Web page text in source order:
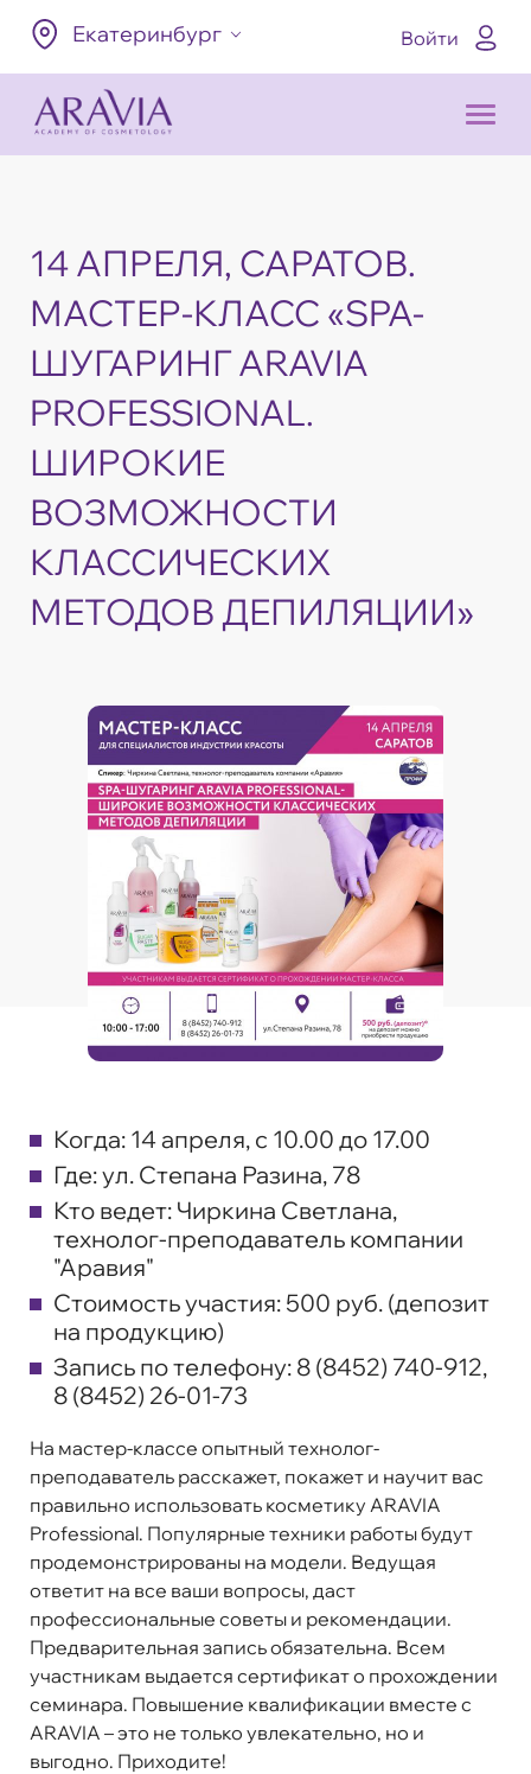
Екатеринбург Войти
14 АПРЕЛЯ, САРАТОВ.
МАСТЕР-КЛАСС «SPA-
ШУГАРИНГ ARAVIA
PROFESSIONAL.
ШИРОКИЕ
ВОЗМОЖНОСТИ
КЛАССИЧЕСКИХ
МЕТОДОВ ДЕПИЛЯЦИИ»
Когда: 14 апреля, с 10.00 до 17.00
Где:ул. Степана Разина, 78
Кто ведет: Чиркина Светлана,
технолог-преподаватель компании
"Аравия"
Стоимость участия: 500 руб. (депозит
на продукцию)
Запись по телефону: 8 (8452) 740-912,
8 (8452) 26-01-73
На мастер-классе опытный технолог-
преподаватель расскажет, покажет и научит вас
правильно использовать косметику ARAVIA
Professional. Популярные техники работы будут
продемонстрированы на модели. Ведущая
ответит на все ваши вопросы, даст
профессиональные советы и рекомендации.
Предварительная запись обязательна. Всем
участникам выдается сертификат о прохождении
семинара. Повышение квалификации вместе с
ARAVIA – это не только увлекательно, но и
выгодно. Приходите!